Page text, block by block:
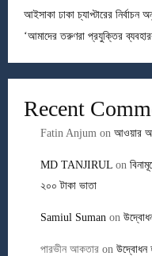
আইসাকা ঢাকা চ্যাপ্টারের
‘আমাদের তরুণরা প্রযুক্তির
Recent
Fatin Anjum on আওয়ার
MD TANJIRUL on
২০০ টাকা ভাতা
Samiul Suman on
পারভীন আকতার on উদ্বোধন